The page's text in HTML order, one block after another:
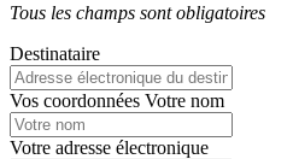
Tous les champs sont obligatoires
Destinataire
Vos coordonnées Votre nom
Votre adresse électronique